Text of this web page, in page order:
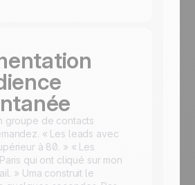
groupe de contacts
« Les leads avec
à 80. » « Les
qui ont cliqué sur mon
» Uma construit le